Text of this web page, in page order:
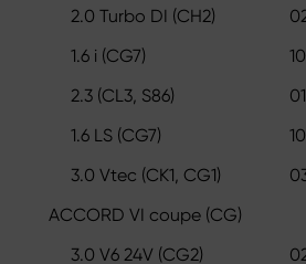
2.0 Turbo DI (CH2)
1.6 i (CG7)
2.3 (CL3, S86)
1.6 LS (CG7)
3.0 Vtec (CK1, CG1)
ACCORD VI coupe (CG)
3.0 V6 24V (CG2)